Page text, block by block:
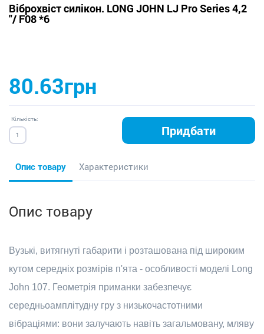
Віброхвіст силікон. LONG JOHN LJ Pro Series 4,2
"/ F08 *6
80.63грн
Кількість:
Придбати
Опис товару Характеристики
Опис товару
Вузькі, витягнуті габарити і розташована під широким
кутом середніх розмірів п'ята - особливості моделі Long
John 107. Геометрія приманки забезпечує
середньоамплітудну гру з низькочастотними
вібраціями: вони залучають навіть загальмовану, мляву